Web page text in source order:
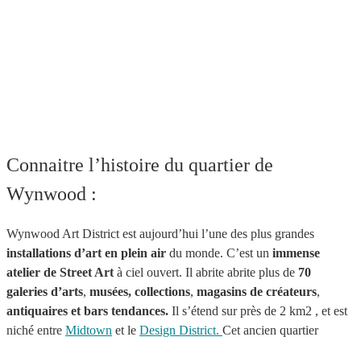
Connaitre l’histoire du quartier de
Wynwood :
Wynwood Art District est aujourd’hui l’une des plus grandes
installations d’art en plein air du monde. C’est un immense
atelier de Street Art à ciel ouvert. Il abrite abrite plus de 70
galeries d’arts, musées, collections, magasins de créateurs,
antiquaires et bars tendances. Il s’étend sur près de 2 km2 , et est
niché entre Midtown et le Design District. Cet ancien quartier